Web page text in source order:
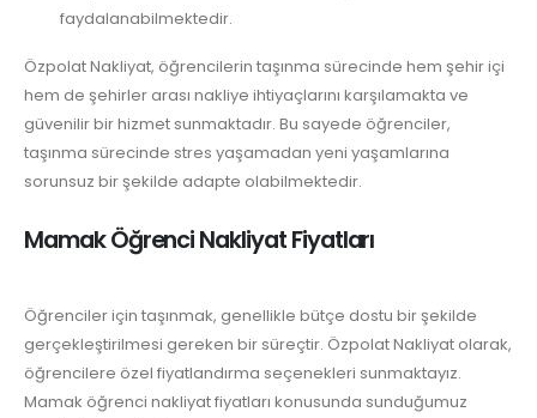
faydalanabilmektedir.
Özpolat Nakliyat, öğrencilerin taşınma sürecinde hem şehir içi
hem de şehirler arası nakliye ihtiyaçlarını karşılamakta ve
güvenilir bir hizmet sunmaktadır. Bu sayede öğrenciler,
taşınma sürecinde stres yaşamadan yeni yaşamlarına
sorunsuz bir şekilde adapte olabilmektedir.
Mamak Öğrenci Nakliyat Fiyatları
Öğrenciler için taşınmak, genellikle bütçe dostu bir şekilde
gerçekleştirilmesi gereken bir süreçtir. Özpolat Nakliyat olarak,
öğrencilere özel fiyatlandırma seçenekleri sunmaktayız.
Mamak öğrenci nakliyat fiyatları konusunda sunduğumuz